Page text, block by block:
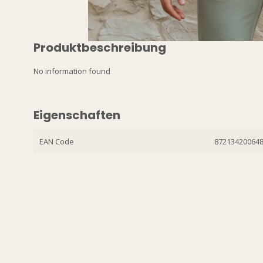
Produktbeschreibung
No information found
Eigenschaften
EAN Code